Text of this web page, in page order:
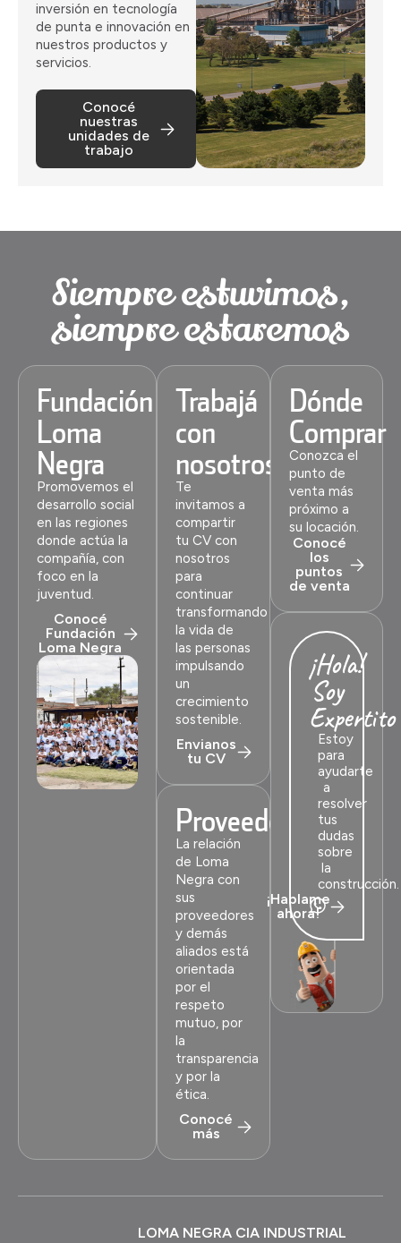
inversión en tecnología
de punta e innovación en
nuestros productos y
servicios.
Conocé
nuestras
unidades de
trabajo
Siempre estuvimos,
siempre estaremos
Fundación
Loma
Negra
Promovemos el
desarrollo social
en las regiones
donde actúa la
compañía, con
foco en la
juventud.
Conocé
Fundación
Loma Negra
Trabajá
con
nosotros
Te
invitamos a
compartir
tu CV con
nosotros
para
continuar
transformando
la vida de
las personas
impulsando
un
crecimiento
sostenible.
Envianos
tu CV
Proveedores
La relación
de Loma
Negra con
sus
proveedores
y demás
aliados está
orientada
por el
respeto
mutuo, por
la
transparencia
y por la
ética.
Conocé
más
Dónde
Comprar
Conozca el
punto de
venta más
próximo a
su locación.
Conocé
los
puntos
de venta
¡Hola!
Soy
Expertito
Estoy
para
ayudarte
a
resolver
tus
dudas
sobre
la
construcción.
¡Hablame
ahora!
LOMA NEGRA CIA INDUSTRIAL